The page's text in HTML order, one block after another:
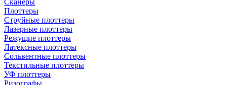
Сканеры
Плоттеры
Струйные плоттеры
Лазерные плоттеры
Режущие плоттеры
Латексные плоттеры
Сольвентные плоттеры
Текстильные плоттеры
УФ плоттеры
Ризографы